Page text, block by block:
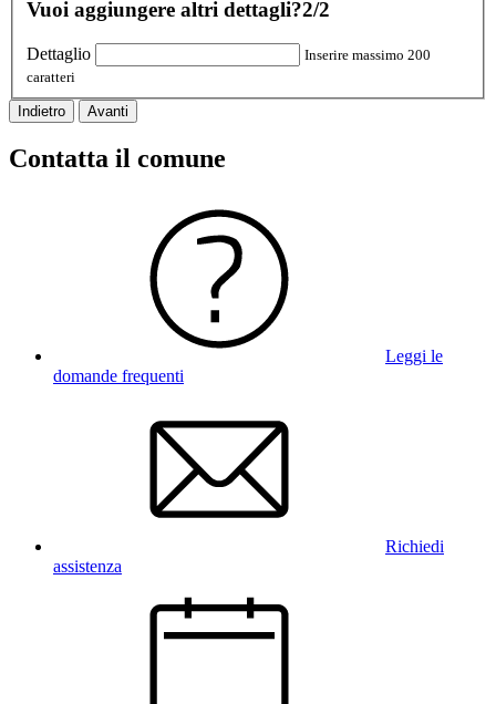
Vuoi aggiungere altri dettagli?2/2
Dettaglio
Inserire massimo 200
caratteri
Indietro Avanti
Contatta il comune
Leggi le
domande frequenti
Richiedi
assistenza